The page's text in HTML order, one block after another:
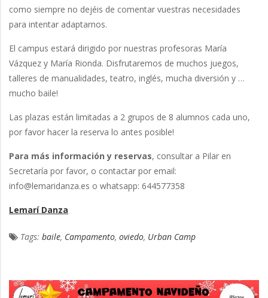
como siempre no dejéis de comentar vuestras necesidades
para intentar adaptarnos.
El campus estará dirigido por nuestras profesoras María
Vázquez y María Rionda. Disfrutaremos de muchos juegos,
talleres de manualidades, teatro, inglés, mucha diversión y …
mucho baile!
Las plazas están limitadas a 2 grupos de 8 alumnos cada uno,
por favor hacer la reserva lo antes posible!
Para más información y reservas, consultar a Pilar en
Secretaría por favor, o contactar por email:
info@lemaridanza.es o whatsapp: 644577358
Lemarí Danza
Tags: baile, Campamento, oviedo, Urban Camp